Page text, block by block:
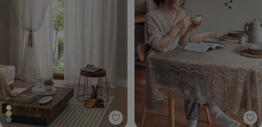
Santista - Cortina com Forro